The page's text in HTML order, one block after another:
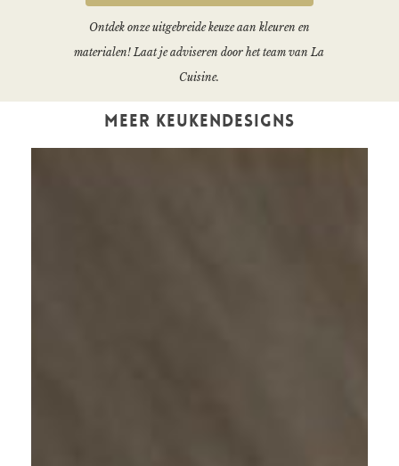
Ontdek onze uitgebreide keuze aan kleuren en
materialen! Laat je adviseren door het team van La
Cuisine.
MEER KEUKENDESIGNS